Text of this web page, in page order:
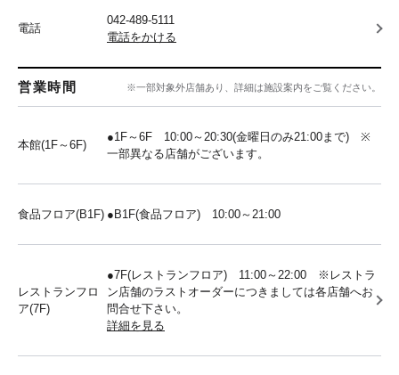
電話
042-489-5111
電話をかける
営業時間 ※一部対象外店舗あり、詳細は施設案内をご覧ください。
本館(1F～6F)
●1F～6F 10:00～20:30(金曜日のみ21:00まで) ※
一部異なる店舗がございます。
食品フロア(B1F) ●B1F(食品フロア) 10:00～21:00
レストランフロ
ア(7F)
●7F(レストランフロア) 11:00～22:00 ※レストラ
ン店舗のラストオーダーにつきましては各店舗へお
問合せ下さい。
詳細を見る